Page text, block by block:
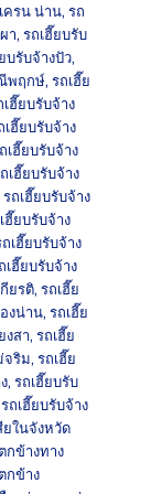
ครน น่าน,รถ
า,รถเฮี๊ยบรับ
บรับจ้างปัว,
พฤกษ์,รถเฮี๊ย
เฮี๊ยบรับจ้าง
เฮี๊ยบรับจ้าง
เฮี๊ยบรับจ้าง
เฮี๊ยบรับจ้าง
รถเฮี๊ยบรับจ้าง
ฮี๊ยบรับจ้าง
เฮี๊ยบรับจ้าง
เฮี๊ยบรับจ้าง
ยรติ,รถเฮี๊ย
งน่าน,รถเฮี๊ย
งสา,รถเฮี๊ย
จริม,รถเฮี๊ย
,รถเฮี๊ยบรับ
รถเฮี๊ยบรับจ้าง
ยในจังหวัด
กข้างทาง
กข้าง